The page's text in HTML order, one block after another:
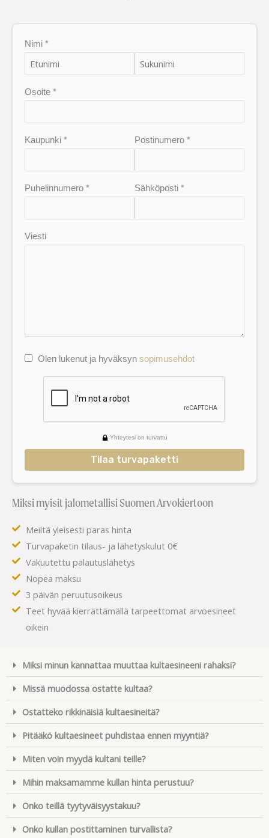
Nimi *
Osoite *
Kaupunki * Postinumero *
Puhelinnumero * Sähköposti *
Viesti
Olen lukenut ja hyväksyn sopimusehdot
Yhteytesi on turvattu
Tilaa turvapaketti
Miksi myisit jalometallisi Suomen Arvokiertoon
Meiltä yleisesti paras hinta
Turvapaketin tilaus- ja lähetyskulut 0€
Vakuutettu palautuslähetys
Nopea maksu
3 päivän peruutusoikeus
Teet hyvää kierrättämällä tarpeettomat arvoesineet
oikein
Miksi minun kannattaa muuttaa kultaesineeni rahaksi?
Missä muodossa ostatte kultaa?
Ostatteko rikkinäisiä kultaesineitä?
Pitääkö kultaesineet puhdistaa ennen myyntiä?
Miten voin myydä kultani teille?
Mihin maksamamme kullan hinta perustuu?
Onko teillä tyytyväisyystakuu?
Onko kullan postittaminen turvallista?